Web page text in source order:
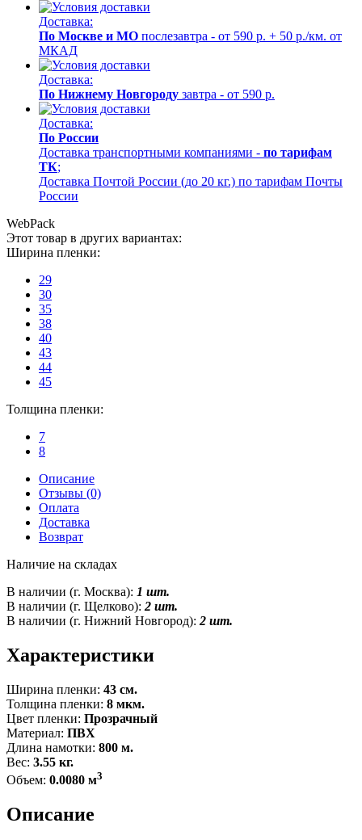
Доставка:
По Москве и МО послезавтра - от 590 р. + 50 р./км. от
МКАД
Доставка:
По Нижнему Новгороду завтра - от 590 р.
Доставка:
По России
Доставка транспортными компаниями - по тарифам
ТК;
Доставка Почтой России (до 20 кг.) по тарифам Почты
России
WebPack
Этот товар в других вариантах:
Ширина пленки:
29
30
35
38
40
43
44
45
Толщина пленки:
7
8
Описание
Отзывы (0)
Оплата
Доставка
Возврат
Наличие на складах
В наличии (г. Москва): 1 шт.
В наличии (г. Щелково): 2 шт.
В наличии (г. Нижний Новгород): 2 шт.
Характеристики
Ширина пленки: 43 см.
Толщина пленки: 8 мкм.
Цвет пленки: Прозрачный
Материал: ПВХ
Длина намотки: 800 м.
Вес: 3.55 кг.
Объем: 0.0080 м3
Описание